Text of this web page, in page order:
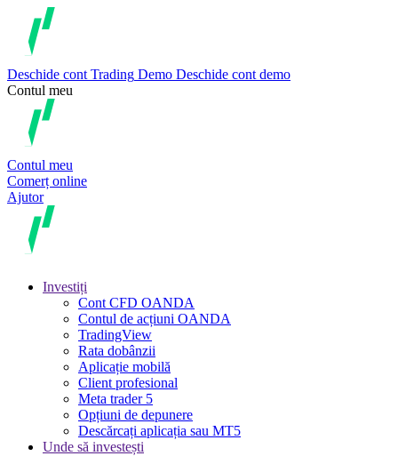
Deschide cont Trading Demo Deschide cont demo
Contul meu
Contul meu
Comerț online
Ajutor
Investiți
Cont CFD OANDA
Contul de acțiuni OANDA
TradingView
Rata dobânzii
Aplicație mobilă
Client profesional
Meta trader 5
Opțiuni de depunere
Descărcați aplicația sau MT5
Unde să investești